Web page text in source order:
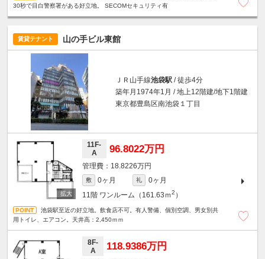
30秒で目白警察署がある好立地。 SECOMセキュリティ有
賃貸テナント 山の手ビル東館
ＪＲ山手線池袋駅 / 徒歩4分
築年月1974年1月 / 地上12階建/地下1階建
東京都豊島区南池袋１丁目
11F-
A
96.8022万円
18.8226万円
敷 0ヶ月 礼
0ヶ月
11階 ワンルーム（161.63ｍ2 ）
池袋駅至近の好立地。飲食店不可。有人警備、個別空調、男女別共
用トイレ、エアコン。天井高：2,450ｍｍ
8F-
A
118.9386万円